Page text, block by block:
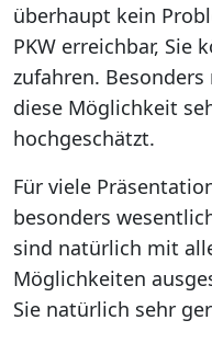
überhaupt kein
PKW erreichbar, Sie
zufahren.
diese Möglichkeit
hochgeschätzt.
Für viele
besonders
sind natürlich mit
Möglichkeiten
Sie natürlich sehr